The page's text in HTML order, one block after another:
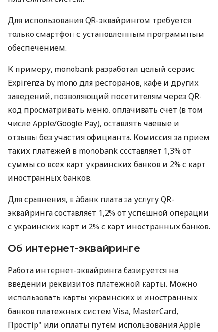
Для использования QR-эквайрингом требуется
только смартфон с установленным программным
обеспечением.
К примеру, monobank разработал целый сервис
Expirenza by mono для ресторанов, кафе и других
заведений, позволяющий посетителям через QR-
код просматривать меню, оплачивать счет (в том
числе Apple/Google Pay), оставлять чаевые и
отзывы без участия официанта. Комиссия за прием
таких платежей в monobank составляет 1,3% от
суммы со всех карт украинских банков и 2% с карт
иностранных банков.
Для сравнения, в àбанк плата за услугу QR-
эквайринга составляет 1,2% от успешной операции
с украинских карт и 2% с карт иностранных банков.
Об интернет-эквайринге
Работа интернет-эквайринга базируется на
введении реквизитов платежной карты. Можно
использовать карты украинских и иностранных
банков платежных систем Visa, MasterCard,
Простір" или оплаты путем использования Apple